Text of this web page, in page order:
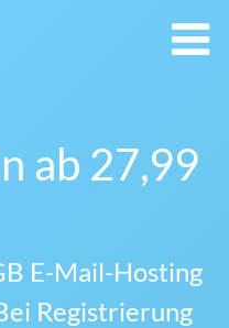
ab 27,99
E-Mail-Hosting
Registrierung